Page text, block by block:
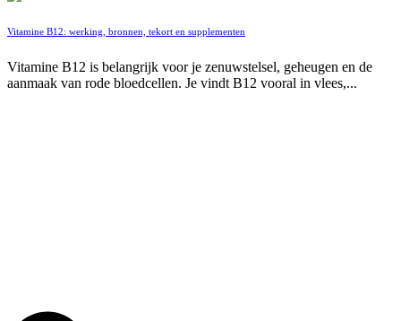
Vitamine B12: werking, bronnen, tekort en supplementen
Vitamine B12 is belangrijk voor je zenuwstelsel, geheugen en de
aanmaak van rode bloedcellen. Je vindt B12 vooral in vlees,...